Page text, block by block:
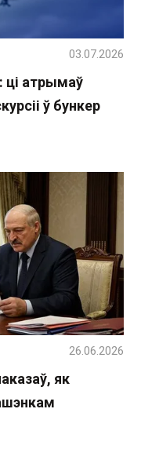
ці атрымаў
ў бункер
03.07.2026
як
26.06.2026